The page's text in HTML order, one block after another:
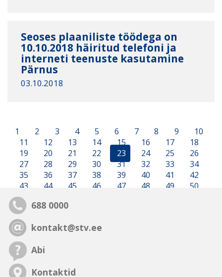
Seoses plaaniliste töödega on
10.10.2018 häiritud telefoni ja
interneti teenuste kasutamine
Pärnus
03.10.2018
1 2 3 4 5 6 7 8 9
10
11
12 13 14 15 16 17
18
19
20 21 22 23 24 25
26
27
28 29 30 31 32 33
34
35
36 37 38 39 40 41
42
43
44 45 46 47 48 49 50
688 0000
kontakt@stv.ee
Abi
Kontaktid